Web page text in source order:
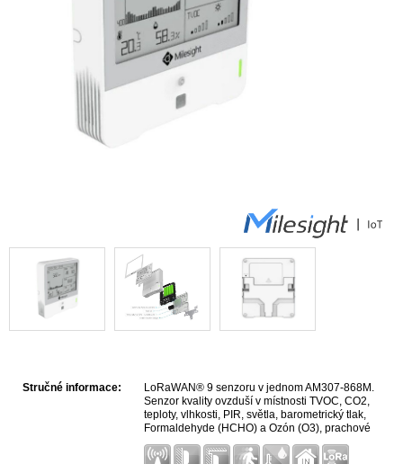
Stručné informace:
LoRaWAN® 9 senzoru v jednom AM307-868M.
Senzor kvality ovzduší v místnosti TVOC, CO2,
teploty, vlhkosti, PIR, světla, barometrický tlak,
Formaldehyde (HCHO) a Ozón (O3), prachové
částice PM2.5 a PM10, Displej E-Ink, NFC, IP30